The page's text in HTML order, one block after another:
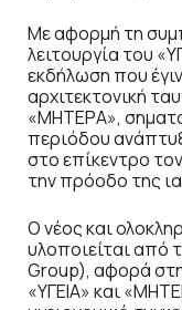
Με αφορμή τη
λειτουργία του
εκδήλωση που
αρχιτεκτονική
«ΜΗΤΕΡΑ»,
περιόδου
στο επίκεντρο
την πρόοδο της
Ο νέος και
υλοποιείται από
Group), αφορά
«ΥΓΕΙΑ» και